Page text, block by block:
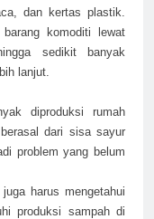
dan kertas plastik.
komoditi lewat
sedikit banyak
lanjut.
diproduksi rumah
dari sisa sayur
problem yang belum
harus mengetahui
produksi sampah di